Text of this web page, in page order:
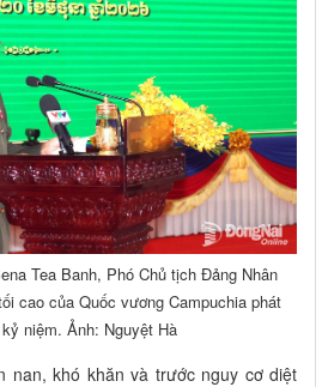
Tea Banh, Phó Chủ tịch Đảng Nhân
cao của Quốc vương Campuchia phát
niệm. Ảnh: Nguyệt Hà
nan, khó khăn và trước nguy cơ diệt